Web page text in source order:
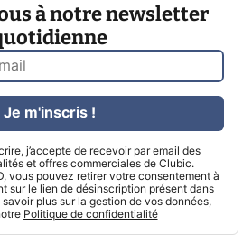
à notre newsletter
j’accepte de recevoir par email des
et offres commerciales de Clubic.
vous pouvez retirer votre consentement à
sur le lien de désinscription présent dans
plus sur la gestion de vos données,
Politique de confidentialité
Je m'inscris !